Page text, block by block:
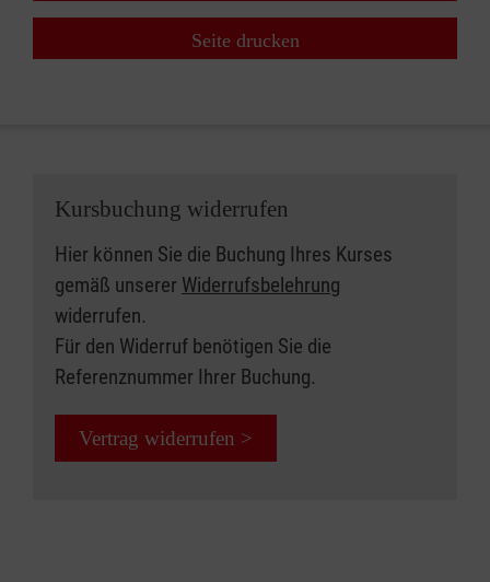
Seite drucken
Kursbuchung widerrufen
Hier können Sie die Buchung Ihres Kurses
gemäß unserer Widerrufsbelehrung
widerrufen.
Für den Widerruf benötigen Sie die
Referenznummer Ihrer Buchung.
Vertrag widerrufen >